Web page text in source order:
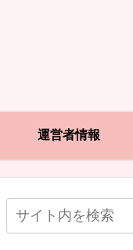
運営者情報